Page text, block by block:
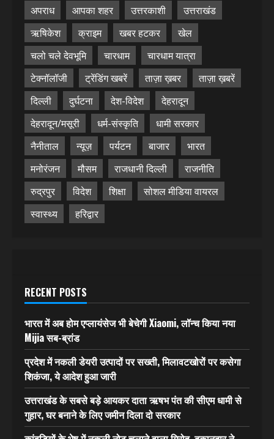
अपराध
आपका शहर उत्तरकाशी
उत्तराखंड
ऋषिकेश
क्राइम खबर हटकर
खेल
चलो चले देवभूमि
चारधाम
चारधाम यात्रा
टेक्नॉलॉजी
ट्रेंडिंग खबरें ताज़ा ख़बर
ताज़ा ख़बरें
दिल्ली
दुर्घटना देश-विदेश
देहरादून
देहरादून/मसूरी
धर्म-संस्कृति
धामी सरकार
नैनीताल
न्यूज़ पर्यटन बाजार
भारत
मनोरंजन
मौसम राजधानी दिल्ली
राजनीति
रुद्रपुर
विदेश शिक्षा
सोशल मीडिया वायरल
स्वास्थ्य
हरिद्वार
RECENT POSTS
भारत में अब होम एप्लायंसेज भी बेचेगी Xiaomi, लॉन्च किया नया
Mijia सब-ब्रांड
प्रदेश में नकली डेयरी उत्पादों पर सख्ती, मिलावटखोरों पर कसेगा
शिकंजा, ये आदेश हुआ जारी
उत्तराखंड के सबसे बड़े आयकर दाता ऋषभ पंत की सीएम धामी से
गुहार, घर बनाने के लिए जमीन दिला दो सरकार